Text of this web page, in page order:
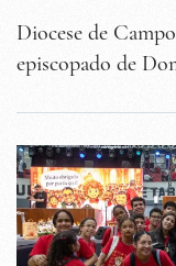
Diocese de
episcopado de